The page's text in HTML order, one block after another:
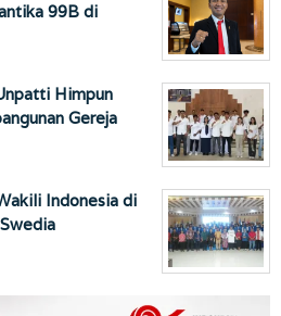
99B di
Himpun
Gereja
Indonesia di